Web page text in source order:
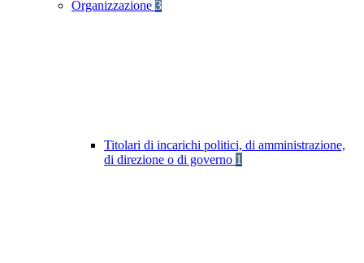
Organizzazione 3
Titolari di incarichi politici, di amministrazione,
di direzione o di governo 1